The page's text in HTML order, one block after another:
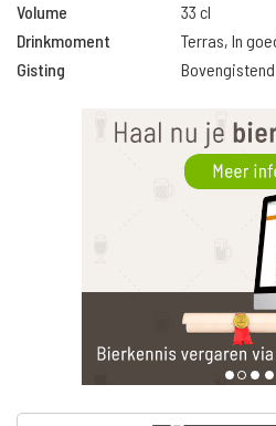
Volume
33 cl
Drinkmoment
Terras, In
Gisting
Bovengistend